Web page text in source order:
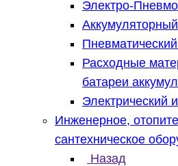
Электро-
Расходные
батареи
Электрический
Инженерное,
сантехническое
Назад